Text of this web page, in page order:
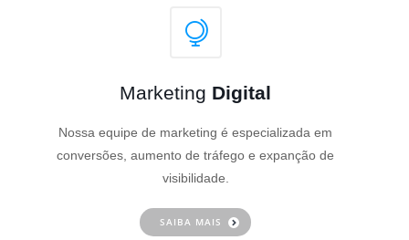
Marketing Digital
Nossa equipe de marketing é especializada em
conversões, aumento de tráfego e expanção de
visibilidade.
SAIBA MAIS